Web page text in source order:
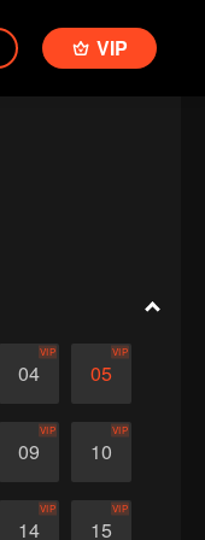
VIP
04
VIP
05
VIP
09
VIP
10
VIP
14
VIP
15
VIP